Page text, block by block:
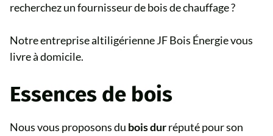
recherchez un fournisseur de bois de chauffage ?
Notre entreprise altiligérienne JF Bois Énergie vous
livre à domicile.
Essences de bois
Nous vous proposons du bois durréputé pour son